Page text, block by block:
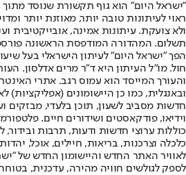
"ישראל היום" הוא גוף תקשורת שנוסד
ראוי לעיתונות טובה יותר, מאוזנת יותר
ולא צועקת. עיתונות אמינה, אובייקטיבית
הפך "ישראל היום" לעיתון הישראלי בעל
חול. מו"ל העיתון היא ד"ר מרים אדלסון.
והעורך המייסד הוא עמוס רגב. אתרי
חדשות מסביב לשעון, תוכן בלעדי, מבזקים
וידיאו, פודקאסטים ושידורים חיים.
כוללות ערוצי חדשות ודעות, תרבות ובידור,
לאוויר האתר החדש והיישומון החדש של
לספק לגולשים חוויה מהירה, עדכנית,